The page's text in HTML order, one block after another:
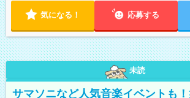
気になる！ 応募する
未読
サマソニなど人気音楽イベントも